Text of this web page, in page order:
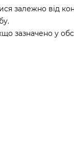
залежно від
зазначено у